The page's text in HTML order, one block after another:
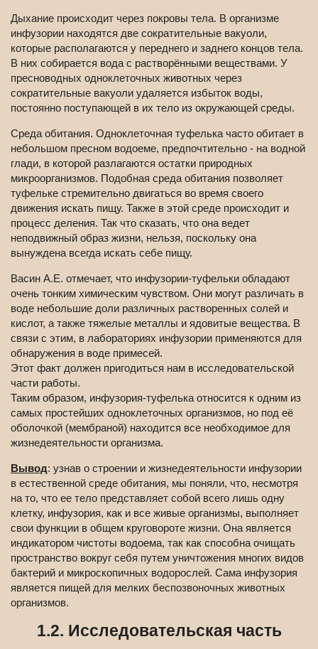
Дыхание происходит через покровы тела. В организме
инфузории находятся две сократительные вакуоли,
которые располагаются у переднего и заднего концов тела.
В них собирается вода с растворёнными веществами. У
пресноводных одноклеточных животных через
сократительные вакуоли удаляется избыток воды,
постоянно поступающей в их тело из окружающей среды.
Среда обитания. Одноклеточная туфелька часто обитает в
небольшом пресном водоеме, предпочтительно - на водной
глади, в которой разлагаются остатки природных
микроорганизмов. Подобная среда обитания позволяет
туфельке стремительно двигаться во время своего
движения искать пищу. Также в этой среде происходит и
процесс деления. Так что сказать, что она ведет
неподвижный образ жизни, нельзя, поскольку она
вынуждена всегда искать себе пищу.
Васин А.Е. отмечает, что инфузории-туфельки обладают
очень тонким химическим чувством. Они могут различать в
воде небольшие доли различных растворенных солей и
кислот, а также тяжелые металлы и ядовитые вещества. В
связи с этим, в лабораториях инфузории применяются для
обнаружения в воде примесей.
Этот факт должен пригодиться нам в исследовательской
части работы.
Таким образом, инфузория-туфелька относится к одним из
самых простейших одноклеточных организмов, но под её
оболочкой (мембраной) находится все необходимое для
жизнедеятельности организма.
Вывод: узнав о строении и жизнедеятельности инфузории
в естественной среде обитания, мы поняли, что, несмотря
на то, что ее тело представляет собой всего лишь одну
клетку, инфузория, как и все живые организмы, выполняет
свои функции в общем круговороте жизни. Она является
индикатором чистоты водоема, так как способна очищать
пространство вокруг себя путем уничтожения многих видов
бактерий и микроскопичных водорослей. Сама инфузория
является пищей для мелких беспозвоночных животных
организмов.
1.2. Исследовательская часть